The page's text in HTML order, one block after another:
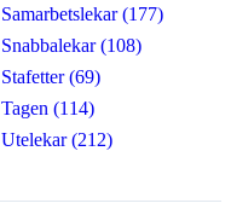
Samarbetslekar (177)
Snabbalekar (108)
Stafetter (69)
Tagen (114)
Utelekar (212)